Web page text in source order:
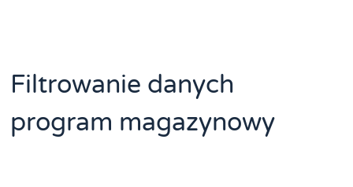
Filtrowanie danych
program magazynowy